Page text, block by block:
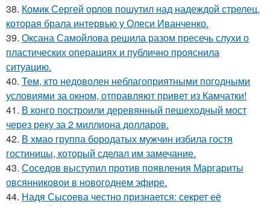
38. Комик Сергей орлов пошутил над надеждой стрелец,
которая брала интервью у Олеси Иванченко.
39. Оксана Самойлова решила разом пресечь слухи о
пластических операциях и публично прояснила
ситуацию.
40. Тем, кто недоволен неблагоприятными погодными
условиями за окном, отправляют привет из Камчатки!
41. В конго построили деревянный пешеходный мост
через реку за 2 миллиона долларов.
42. В хмао группа бородатых мужчин избила гостя
гостиницы, который сделал им замечание.
43. Соседов выступил против появления Маргариты
овсянниковои в новогоднем эфире.
44. Надя Сысоева честно признается: секрет её